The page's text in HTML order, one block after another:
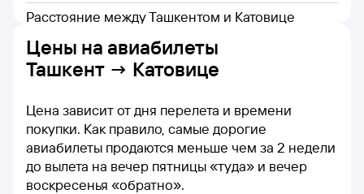
Расстояние между Ташкентом и Катовице
Цены на авиабилеты
Ташкент → Катовице
Цена зависит от дня перелета и времени
покупки. Как правило, самые дорогие
авиабилеты продаются меньше чем за 2 недели
до вылета на вечер пятницы «туда» и вечер
воскресенья «обратно».